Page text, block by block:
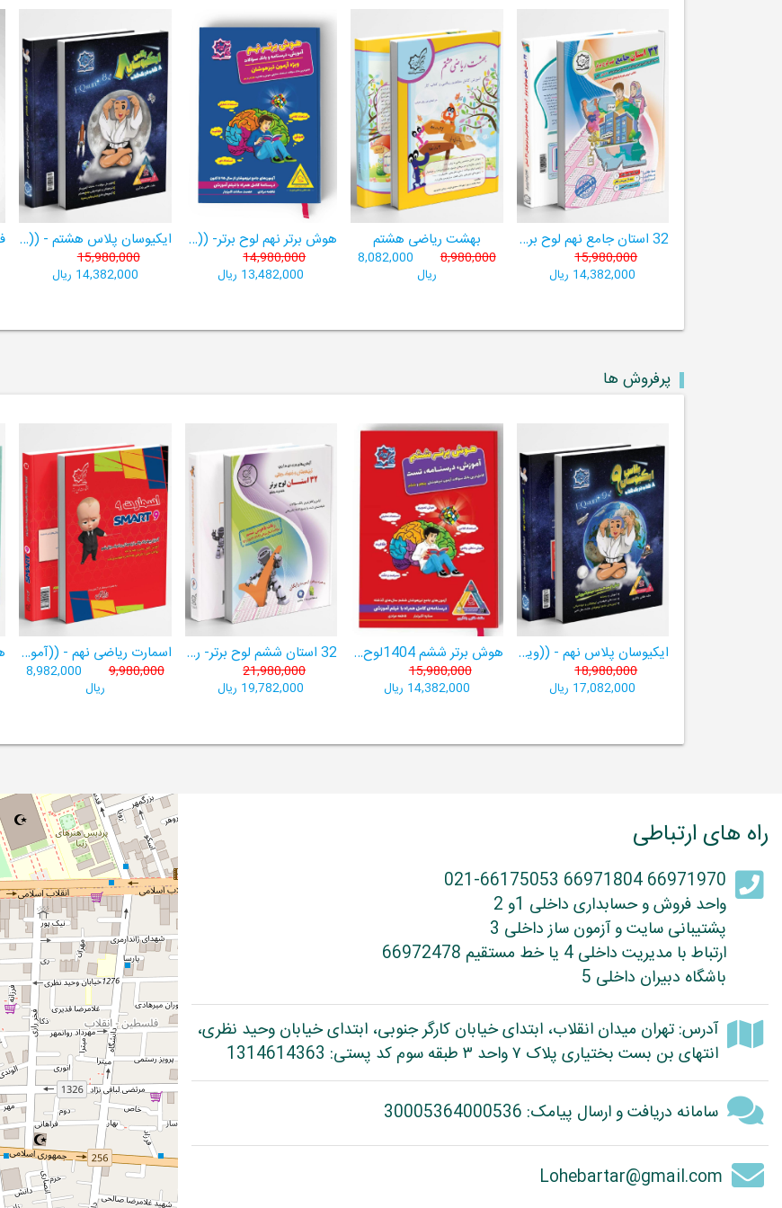
32 استان جامع نهم لوح برتر ((مجموعه آزمون‌های وروردی دبیرستان‌های نمونه‌دولتی 31 استان کشور+ فیلم‌های آموزشی +سامانۀ آزمون ساز آنلاین))
15,980,000
14,382,000 ریال
بهشت ریاضی هشتم
8,980,000
8,082,000
ریال
هوش برتر نهم لوح برتر- ((ویژۀ آزمون تیزهوشان پایۀ نهم+ فیلم آموزشی + سامانۀ آزمون‌ساز رایگان))
14,980,000
13,482,000 ریال
ایکیوسان پلاس هشتم - ((ویژۀ مدارس نمونه دولتی، تیزهوشان و سمپاد+ فیلم‌های آموزشی+سامانۀ آزمون‌ساز رایگان))
15,980,000
14,382,000 ریال
پرفروش ها
ایکیوسان پلاس نهم - ((ویژۀ مدارس نمونه دولتی، تیزهوشان و سمپاد+ فیلم‌های آموزشی+سامانۀ آزمون‌ساز رایگان))
18,980,000
17,082,000 ریال
هوش برتر ششم 1404لوح برتر- ((ویژۀ آزمون تیزهوشان پایۀ ششم+ فیلم آموزشی + سامانۀ آزمون‌ساز رایگان))
15,980,000
14,382,000 ریال
32 استان ششم لوح برتر- ربات باهوش ششم ((به همراه سامانۀ آزمون‌ساز رایگان))
21,980,000
19,782,000 ریال
اسمارت ریاضی نهم - ((آموزش پیشرفتۀ ریاضی تیزهوشان و نمونه‌دولتی نهم+ سامانۀ آزمون‌ساز آنلاین))
9,980,000
8,982,000
ریال
راه های ارتباطی
66971970 66971804 021-66175053
واحد فروش و حسابداری داخلی 1و 2
پشتیبانی سایت و آزمون ساز داخلی 3
ارتباط با مدیریت داخلی 4 یا خط مستقیم 66972478
باشگاه دبیران داخلی 5
آدرس: تهران میدان انقلاب، ابتدای خیابان کارگر جنوبی، ابتدای خیابان وحید نظری،
انتهای بن بست بختیاری پلاک ۷ واحد ۳ طبقه سوم کد پستی: 1314614363
سامانه دریافت و ارسال پیامک: 30005364000536
Lohebartar@gmail.com